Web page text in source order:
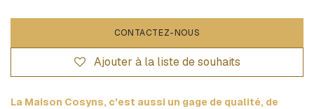
CONTACTEZ-NOUS
Ajouter à la liste de souhaits
La Maison Cosyns, c'est aussi un gage de qualité, de